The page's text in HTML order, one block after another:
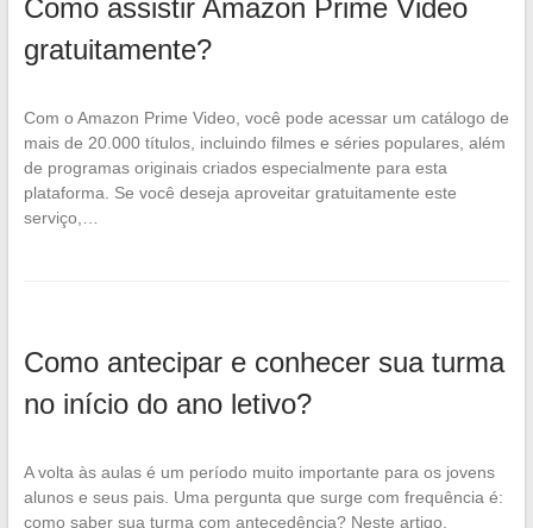
Como assistir Amazon Prime Video
gratuitamente?
Com o Amazon Prime Video, você pode acessar um catálogo de
mais de 20.000 títulos, incluindo filmes e séries populares, além
de programas originais criados especialmente para esta
plataforma. Se você deseja aproveitar gratuitamente este
serviço,…
Como antecipar e conhecer sua turma
no início do ano letivo?
A volta às aulas é um período muito importante para os jovens
alunos e seus pais. Uma pergunta que surge com frequência é:
como saber sua turma com antecedência? Neste artigo,